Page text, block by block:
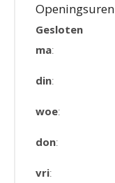
Openingsuren
Gesloten
ma:
din:
woe:
don:
vri: